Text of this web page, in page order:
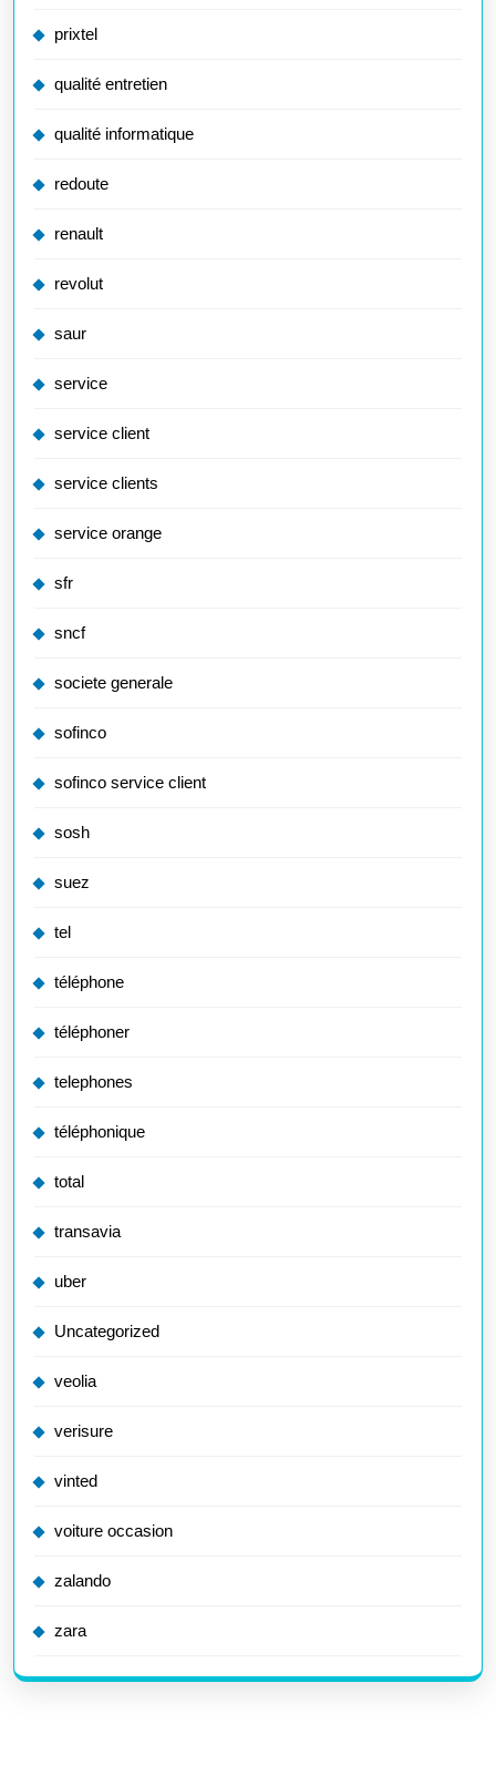
prixtel
qualité entretien
qualité informatique
redoute
renault
revolut
saur
service
service client
service clients
service orange
sfr
sncf
societe generale
sofinco
sofinco service client
sosh
suez
tel
téléphone
téléphoner
telephones
téléphonique
total
transavia
uber
Uncategorized
veolia
verisure
vinted
voiture occasion
zalando
zara